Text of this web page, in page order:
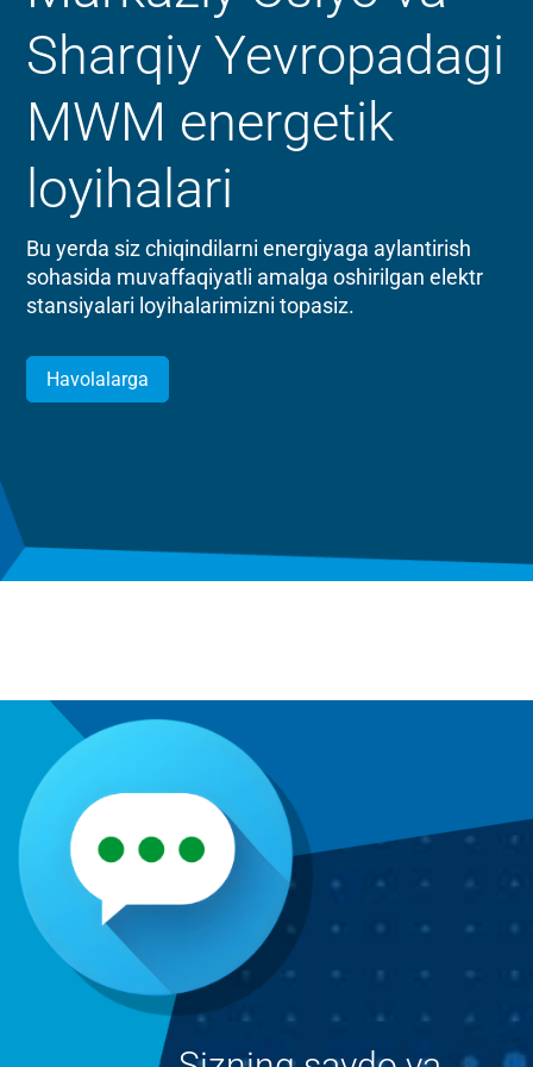
Sharqiy Yevropadagi
MWM energetik
loyihalari
Bu yerda siz chiqindilarni energiyaga aylantirish
sohasida muvaffaqiyatli amalga oshirilgan elektr
stansiyalari loyihalarimizni topasiz.
Havolalarga